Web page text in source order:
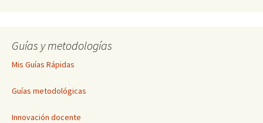
Guías y metodologías
Mis Guías Rápidas
Guías metodológicas
Innovación docente